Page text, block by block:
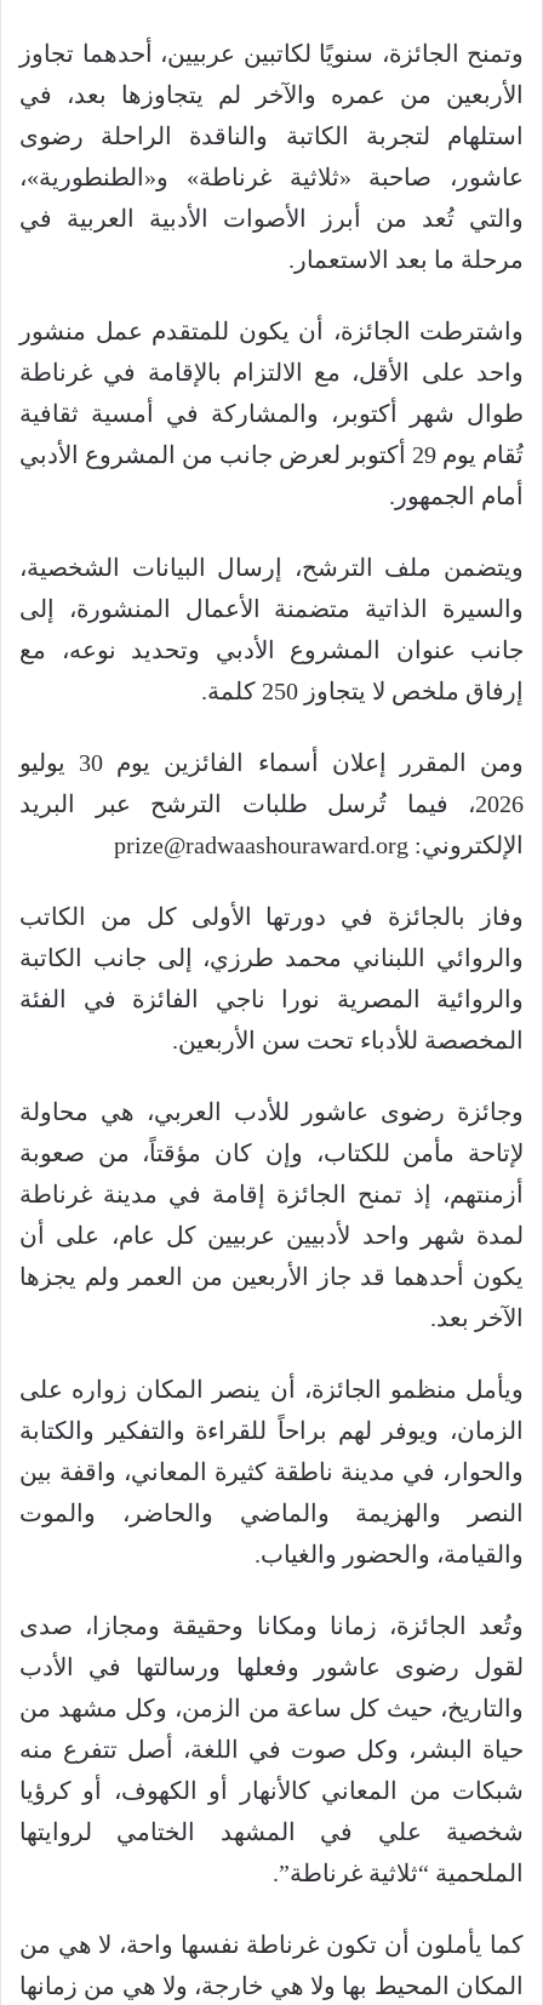
وتمنح الجائزة، سنويًا لكاتبين عربيين، أحدهما تجاوز
الأربعين من عمره والآخر لم يتجاوزها بعد، في
استلهام لتجربة الكاتبة والناقدة الراحلة رضوى
عاشور، صاحبة «ثلاثية غرناطة» و«الطنطورية»،
والتي تُعد من أبرز الأصوات الأدبية العربية في
مرحلة ما بعد الاستعمار.
واشترطت الجائزة، أن يكون للمتقدم عمل منشور
واحد على الأقل، مع الالتزام بالإقامة في غرناطة
طوال شهر أكتوبر، والمشاركة في أمسية ثقافية
تُقام يوم 29 أكتوبر لعرض جانب من المشروع الأدبي
أمام الجمهور.
ويتضمن ملف الترشح، إرسال البيانات الشخصية،
والسيرة الذاتية متضمنة الأعمال المنشورة، إلى
جانب عنوان المشروع الأدبي وتحديد نوعه، مع
إرفاق ملخص لا يتجاوز 250 كلمة.
ومن المقرر إعلان أسماء الفائزين يوم 30 يوليو
2026، فيما تُرسل طلبات الترشح عبر البريد
الإلكتروني: prize@radwaashouraward.org
وفاز بالجائزة في دورتها الأولى كل من الكاتب
والروائي اللبناني محمد طرزي، إلى جانب الكاتبة
والروائية المصرية نورا ناجي الفائزة في الفئة
المخصصة للأدباء تحت سن الأربعين.
وجائزة رضوى عاشور للأدب العربي، هي محاولة
لإتاحة مأمن للكتاب، وإن كان مؤقتاً، من صعوبة
أزمنتهم، إذ تمنح الجائزة إقامة في مدينة غرناطة
لمدة شهر واحد لأدبيين عربيين كل عام، على أن
يكون أحدهما قد جاز الأربعين من العمر ولم يجزها
الآخر بعد.
ويأمل منظمو الجائزة، أن ينصر المكان زواره على
الزمان، ويوفر لهم براحاً للقراءة والتفكير والكتابة
والحوار، في مدينة ناطقة كثيرة المعاني، واقفة بين
النصر والهزيمة والماضي والحاضر، والموت
والقيامة، والحضور والغياب.
وتُعد الجائزة، زمانا ومكانا وحقيقة ومجازا، صدى
لقول رضوى عاشور وفعلها ورسالتها في الأدب
والتاريخ، حيث كل ساعة من الزمن، وكل مشهد من
حياة البشر، وكل صوت في اللغة، أصل تتفرع منه
شبكات من المعاني كالأنهار أو الكهوف، أو كرؤيا
شخصية علي في المشهد الختامي لروايتها
الملحمية “ثلاثية غرناطة”.
كما يأملون أن تكون غرناطة نفسها واحة، لا هي من
المكان المحيط بها ولا هي خارجة، ولا هي من زمانها